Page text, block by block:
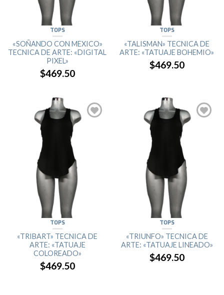
TOPS
«SOÑANDO CON MEXICO»
TECNICA DE ARTE: «DIGITAL
PIXEL»
$469.50
TOPS
«TALISMAN» TECNICA DE
ARTE: «TATUAJE BOHEMIO»
$469.50
TOPS
«TRIBART» TECNICA DE
ARTE: «TATUAJE
COLOREADO»
$469.50
TOPS
«TRIUNFO» TECNICA DE
ARTE: «TATUAJE LINEADO»
$469.50